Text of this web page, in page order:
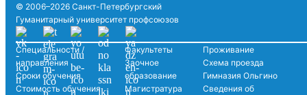
© 2006–2026 Санкт-Петербургский
Гуманитарный университет профсоюзов
Специальности /
направления
Сроки обучения
Стоимость обучения
Факультеты
Заочное
образование
Магистратура
Проживание
Схема проезда
Гимназия Ольгино
Сведения об